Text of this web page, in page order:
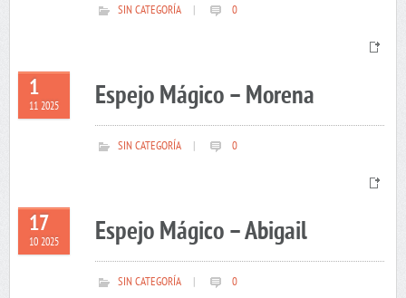
SIN CATEGORÍA 0
1
11 2025 Espejo Mágico – Morena
SIN CATEGORÍA 0
17
10 2025 Espejo Mágico – Abigail
SIN CATEGORÍA 0